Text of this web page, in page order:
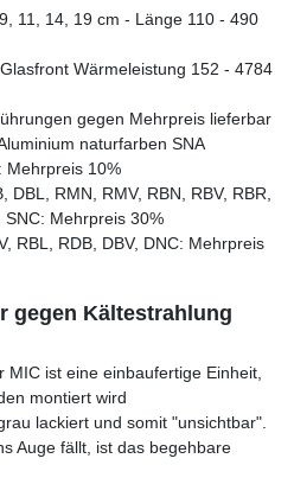
11, 14, 19 cm - Länge 110 - 490
Wärmeleistung 152 - 4784
gegen Mehrpreis lieferbar
naturfarben SNA
Mehrpreis 10%
DBL, RMN, RMV, RBN, RBV, RBR,
SNC: Mehrpreis 30%
RBL, RDB, DBV, DNC: Mehrpreis
gegen Kältestrahlung
MIC ist eine einbaufertige Einheit,
montiert wird
lackiert und somit "unsichtbar".
Auge fällt, ist das begehbare